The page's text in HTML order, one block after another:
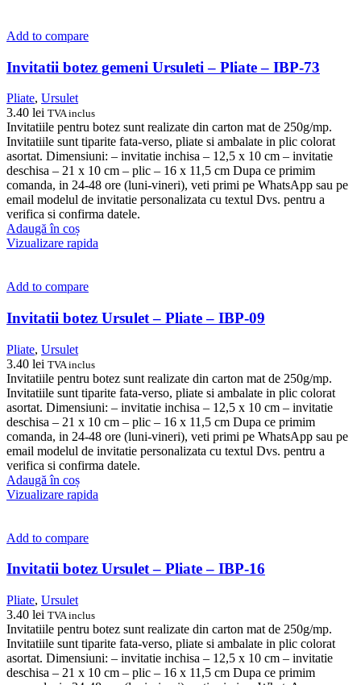
Add to compare
Invitatii botez gemeni Ursuleti – Pliate – IBP-73
Pliate, Ursulet
3.40 lei TVA inclus
Invitatiile pentru botez sunt realizate din carton mat de 250g/mp.
Invitatiile sunt tiparite fata-verso, pliate si ambalate in plic colorat
asortat. Dimensiuni: – invitatie inchisa – 12,5 x 10 cm – invitatie
deschisa – 21 x 10 cm – plic – 16 x 11,5 cm Dupa ce primim
comanda, in 24-48 ore (luni-vineri), veti primi pe WhatsApp sau pe
email modelul de invitatie personalizata cu textul Dvs. pentru a
verifica si confirma datele.
Adaugă în coș
Vizualizare rapida
Add to compare
Invitatii botez Ursulet – Pliate – IBP-09
Pliate, Ursulet
3.40 lei TVA inclus
Invitatiile pentru botez sunt realizate din carton mat de 250g/mp.
Invitatiile sunt tiparite fata-verso, pliate si ambalate in plic colorat
asortat. Dimensiuni: – invitatie inchisa – 12,5 x 10 cm – invitatie
deschisa – 21 x 10 cm – plic – 16 x 11,5 cm Dupa ce primim
comanda, in 24-48 ore (luni-vineri), veti primi pe WhatsApp sau pe
email modelul de invitatie personalizata cu textul Dvs. pentru a
verifica si confirma datele.
Adaugă în coș
Vizualizare rapida
Add to compare
Invitatii botez Ursulet – Pliate – IBP-16
Pliate, Ursulet
3.40 lei TVA inclus
Invitatiile pentru botez sunt realizate din carton mat de 250g/mp.
Invitatiile sunt tiparite fata-verso, pliate si ambalate in plic colorat
asortat. Dimensiuni: – invitatie inchisa – 12,5 x 10 cm – invitatie
deschisa – 21 x 10 cm – plic – 16 x 11,5 cm Dupa ce primim